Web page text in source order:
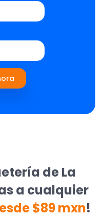
de La
a cualquier
$89 mxn!